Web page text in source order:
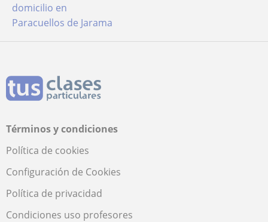
domicilio en
Paracuellos de Jarama
Términos y condiciones
Política de cookies
Configuración de Cookies
Política de privacidad
Condiciones uso profesores